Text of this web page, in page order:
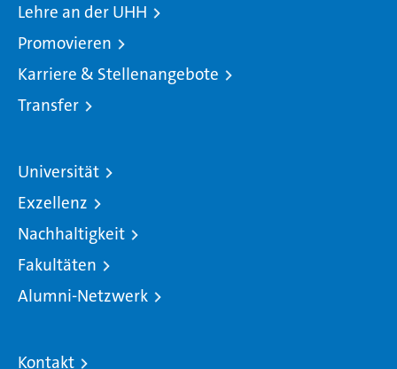
Lehre an der UHH
Promovieren
Karriere & Stellenangebote
Transfer
Universität
Exzellenz
Nachhaltigkeit
Fakultäten
Alumni-Netzwerk
Kontakt